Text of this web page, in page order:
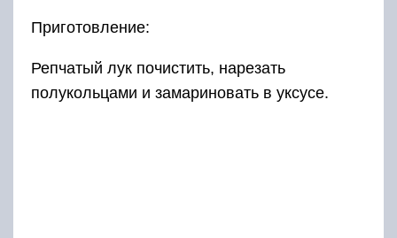
Приготовление:
Репчатый лук почистить, нарезать
полукольцами и замариновать в уксусе.